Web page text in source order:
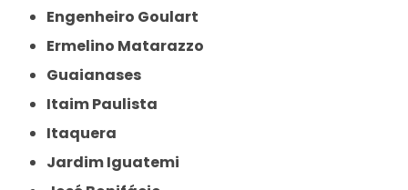
Engenheiro Goulart
Ermelino Matarazzo
Guaianases
Itaim Paulista
Itaquera
Jardim Iguatemi